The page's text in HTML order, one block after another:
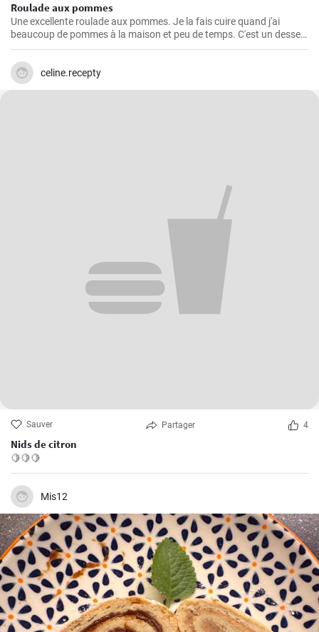
Roulade aux pommes
Une excellente roulade aux pommes. Je la fais cuire quand j'ai
beaucoup de pommes à la maison et peu de temps. C'est un dessert
rapide et facile qui plait toujours.
celine.recepty
Sauver Partager 4
Nids de citron
🍋🍋🍋
Mis12